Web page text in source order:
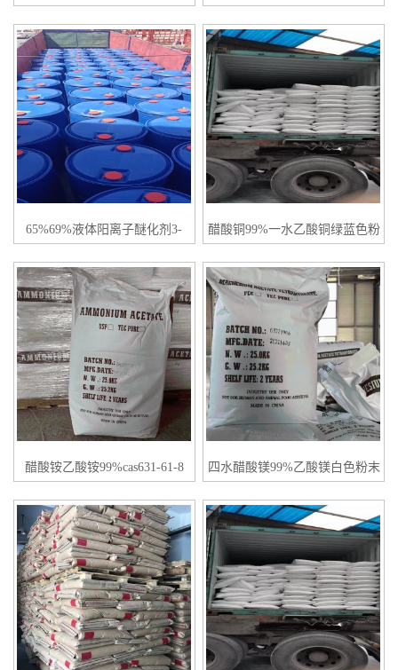
65%69%液体阳离子醚化剂3-
醋酸铜99%一水乙酸铜绿蓝色粉
醋酸铵乙酸铵99%cas631-61-8
四水醋酸镁99%乙酸镁白色粉末